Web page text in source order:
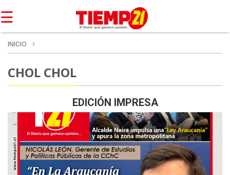
☰
INICIO
CHOL CHOL
EDICIÓN IMPRESA